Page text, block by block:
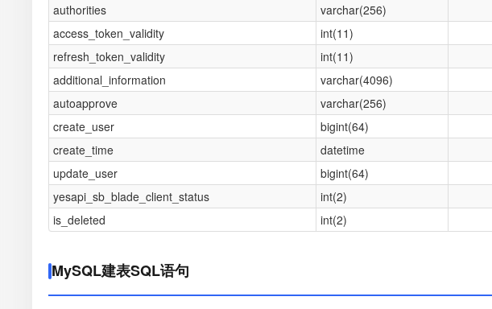
authorities
varchar(256)
access_token_validity
int(11)
refresh_token_validity
int(11)
additional_information
varchar(4096)
autoapprove
varchar(256)
create_user
bigint(64)
create_time
datetime
update_user
bigint(64)
yesapi_sb_blade_client_status
int(2)
is_deleted
int(2)
MySQL建表SQL语句